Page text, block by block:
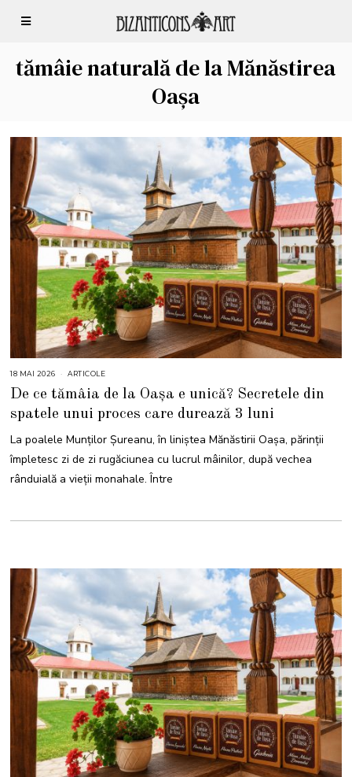
tămâie naturală de la Mănăstirea
Oașa
18 MAI 2026
M
I
2
ARTICOLE
De ce tămâia de la Oașa e unică? Secretele din
spatele unui proces care durează 3 luni
La poalele Munților Șureanu, în liniștea Mănăstirii Oașa, părinții
împletesc zi de zi rugăciunea cu lucrul mâinilor, după vechea
rânduială a vieții monahale. Între